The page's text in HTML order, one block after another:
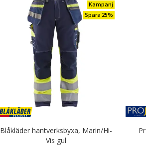
Kampanj
Spara 25%
Blåkläder hantverksbyxa, Marin/Hi-
Vis gul